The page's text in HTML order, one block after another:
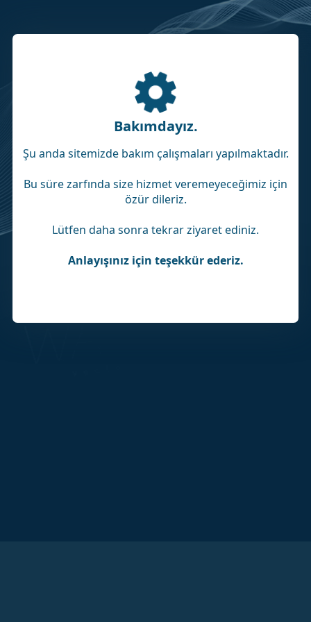
Bakımdayız.
Şu anda sitemizde bakım çalışmaları yapılmaktadır.
Bu süre zarfında size hizmet veremeyeceğimiz için
özür dileriz.
Lütfen daha sonra tekrar ziyaret ediniz.
Anlayışınız için teşekkür ederiz.